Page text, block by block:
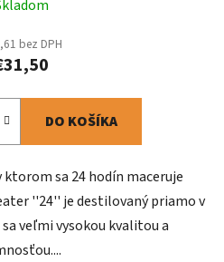
bez DPH
DO KOŠÍKA
sa 24 hodín maceruje
''24'' je destilovaný priamo v
veľmi vysokou kvalitou a